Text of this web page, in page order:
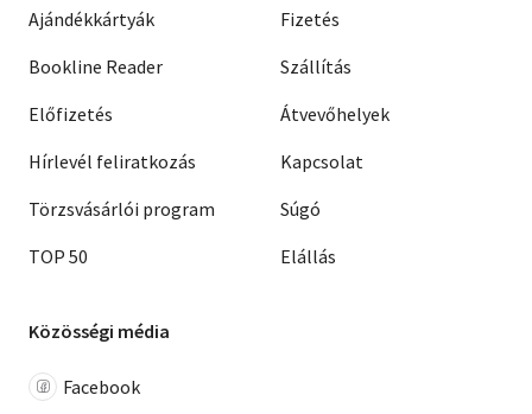
Ajándékkártyák
Bookline Reader
Előfizetés
Hírlevél feliratkozás
Törzsvásárlói program
TOP 50
Fizetés
Szállítás
Átvevőhelyek
Kapcsolat
Súgó
Elállás
Közösségi média
Facebook